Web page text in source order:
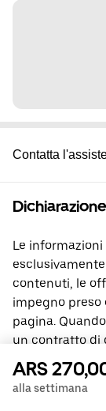
Contatta
Le
contenuti, le
impegno
pagina.
un contratto di
domande,
interessata.
ARS
alla settimana